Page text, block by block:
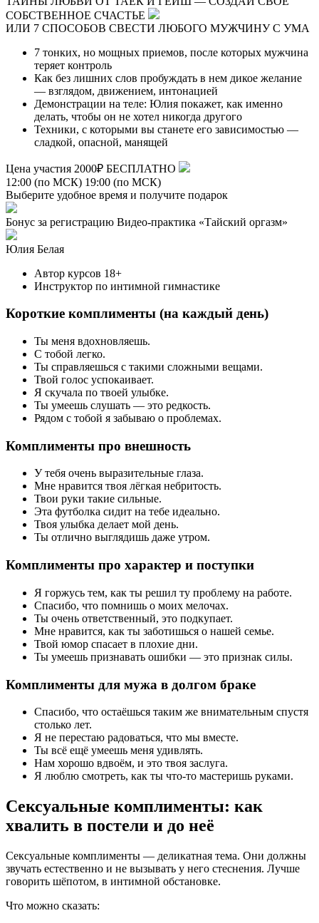
СОБСТВЕННОЕ СЧАСТЬЕ
ИЛИ 7 СПОСОБОВ СВЕСТИ ЛЮБОГО МУЖЧИНУ С УМА
7 тонких, но мощных приемов, после которых мужчина
теряет контроль
Как без лишних слов пробуждать в нем дикое желание
— взглядом, движением, интонацией
Демонстрации на теле: Юлия покажет, как именно
делать, чтобы он не хотел никогда другого
Техники, с которыми вы станете его зависимостью —
сладкой, опасной, манящей
Цена участия 2000₽ БЕСПЛАТНО
12:00 (по МСК) 19:00 (по МСК)
Выберите удобное время и получите подарок
Бонус за регистрацию Видео-практика «Тайский оргазм»
Юлия Белая
Автор курсов 18+
Инструктор по интимной гимнастике
Короткие комплименты (на каждый день)
Ты меня вдохновляешь.
С тобой легко.
Ты справляешься с такими сложными вещами.
Твой голос успокаивает.
Я скучала по твоей улыбке.
Ты умеешь слушать — это редкость.
Рядом с тобой я забываю о проблемах.
Комплименты про внешность
У тебя очень выразительные глаза.
Мне нравится твоя лёгкая небритость.
Твои руки такие сильные.
Эта футболка сидит на тебе идеально.
Твоя улыбка делает мой день.
Ты отлично выглядишь даже утром.
Комплименты про характер и поступки
Я горжусь тем, как ты решил ту проблему на работе.
Спасибо, что помнишь о моих мелочах.
Ты очень ответственный, это подкупает.
Мне нравится, как ты заботишься о нашей семье.
Твой юмор спасает в плохие дни.
Ты умеешь признавать ошибки — это признак силы.
Комплименты для мужа в долгом браке
Спасибо, что остаёшься таким же внимательным спустя
столько лет.
Я не перестаю радоваться, что мы вместе.
Ты всё ещё умеешь меня удивлять.
Нам хорошо вдвоём, и это твоя заслуга.
Я люблю смотреть, как ты что-то мастеришь руками.
Сексуальные комплименты: как
хвалить в постели и до неё
Сексуальные комплименты — деликатная тема. Они должны
звучать естественно и не вызывать у него стеснения. Лучше
говорить шёпотом, в интимной обстановке.
Что можно сказать: